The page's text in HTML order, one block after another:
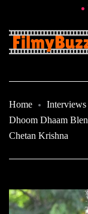
Home
Interviews
Dhoom Dhaam
Chetan Krishna